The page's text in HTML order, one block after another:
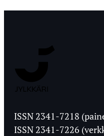
Ylioppilaslehti
ISSN 2341-7218
ISSN 2341-7226